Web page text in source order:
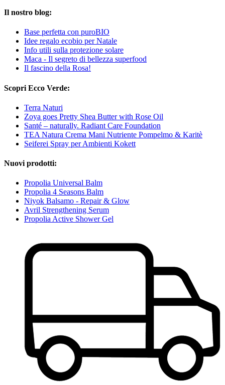
Il nostro blog:
Base perfetta con puroBIO
Idee regalo ecobio per Natale
Info utili sulla protezione solare
Maca - Il segreto di bellezza superfood
Il fascino della Rosa!
Scopri Ecco Verde:
Terra Naturi
Zoya goes Pretty Shea Butter with Rose Oil
Santé – naturally. Radiant Care Foundation
TEA Natura Crema Mani Nutriente Pompelmo & Karitè
Seiferei Spray per Ambienti Kokett
Nuovi prodotti:
Propolia Universal Balm
Propolia 4 Seasons Balm
Niyok Balsamo - Repair & Glow
Avril Strengthening Serum
Propolia Active Shower Gel